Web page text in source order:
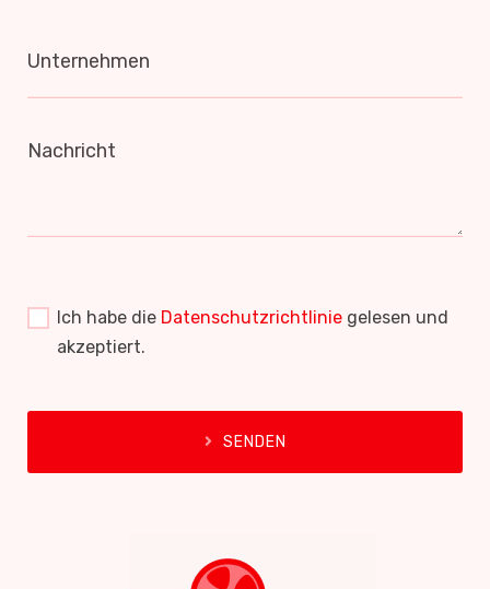
Unternehmen
Nachricht
Ich habe die Datenschutzrichtlinie gelesen und
akzeptiert.
SENDEN